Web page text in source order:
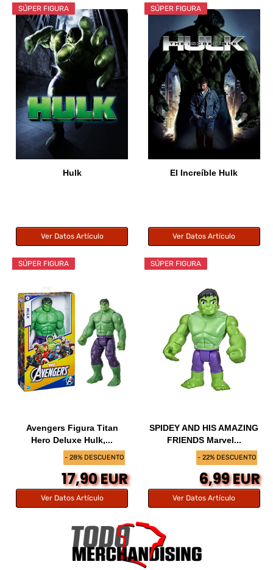
SÚPER FIGURA
Hulk
Ver Datos Artículo
SÚPER FIGURA
El Increíble Hulk
Ver Datos Artículo
- 28% DESCUENTO
SÚPER FIGURA
Avengers Figura Titan
Hero Deluxe Hulk,...
17,90 EUR
Ver Datos Artículo
- 22% DESCUENTO
SÚPER FIGURA
SPIDEY AND HIS AMAZING
FRIENDS Marvel...
6,99 EUR
Ver Datos Artículo